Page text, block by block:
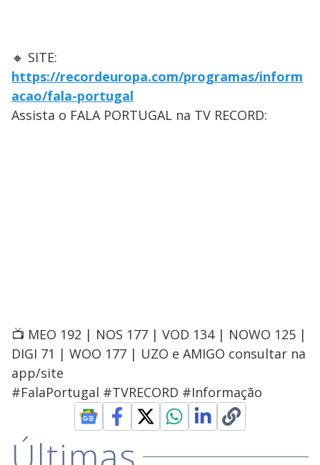
🔸 SITE:
https://recordeuropa.com/programas/inform
acao/fala-portugal
Assista o FALA PORTUGAL na TV RECORD:
📺 MEO 192 | NOS 177 | VOD 134 | NOWO 125 |
DIGI 71 | WOO 177 | UZO e AMIGO consultar na
app/site
#FalaPortugal #TVRECORD #Informação